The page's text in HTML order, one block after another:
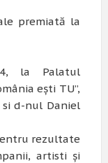
premiată la
la Palatul
ești TU”,
d-nul Daniel
rezultate
artisti și